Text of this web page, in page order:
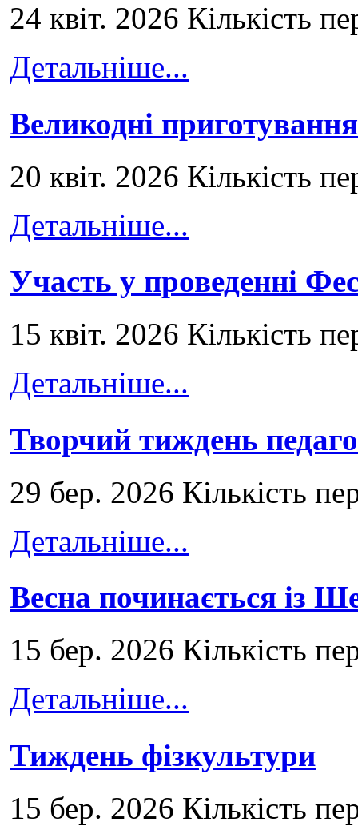
24 квіт. 2026 Кількість
Детальніше...
Великодні приготування
20 квіт. 2026 Кількість
Детальніше...
Участь у проведенні
15 квіт. 2026 Кількість
Детальніше...
Творчий тиждень
29 бер. 2026 Кількість
Детальніше...
Весна починається із
15 бер. 2026 Кількість
Детальніше...
Тиждень фізкультури
15 бер. 2026 Кількість